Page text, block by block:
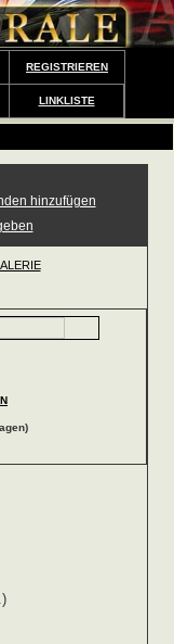
REGISTRIEREN
LINKLISTE
hinzufügen